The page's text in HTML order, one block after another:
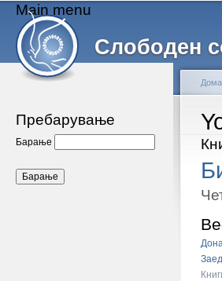
Слободен
Main menu
Пребарување
Барање
Дома